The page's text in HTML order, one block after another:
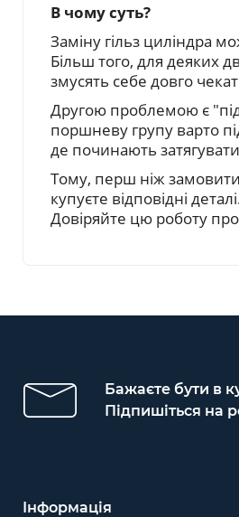
В чому суть?
Заміну гільз циліндра
Більш того, для деяких
змусять себе довго
Другою проблемою є
поршневу групу варто
де починають
Тому, перш ніж замовити
купуєте відповідні
Довіряйте цю роботу
Бажаєте бути в
Підпишіться на
Інформація